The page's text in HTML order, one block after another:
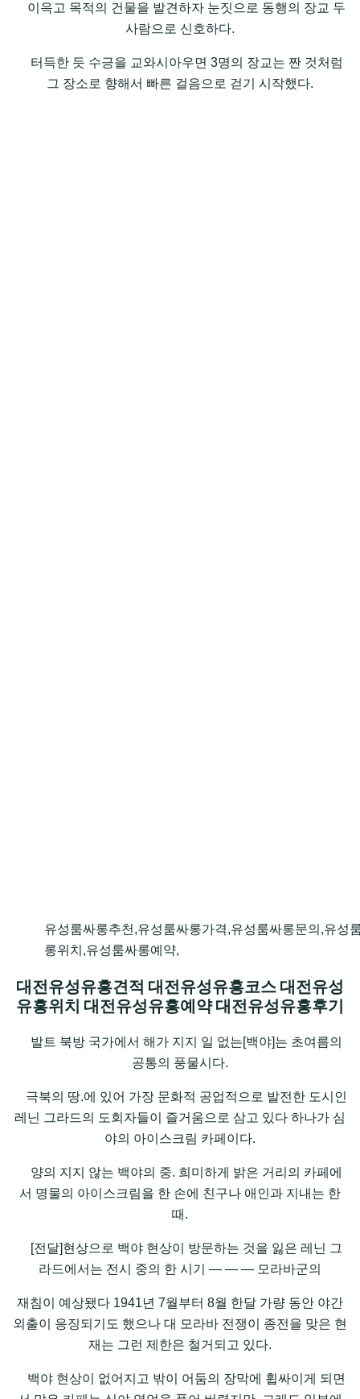
이윽고 목적의 건물을 발견하자 눈짓으로 동행의 장교 두
사람으로 신호하다.
터득한 듯 수긍을 교와시아우면 3명의 장교는 짠 것처럼
그 장소로 향해서 빠른 걸음으로 걷기 시작했다.
유성룸싸롱추천,유성룸싸롱가격,유성룸싸롱문의,유성
롱위치,유성룸싸롱예약,
대전유성유흥견적 대전유성유흥코스 대전유성
유흥위치 대전유성유흥예약 대전유성유흥후기
발트 북방 국가에서 해가 지지 일 없는[백야]는 초여름의
공통의 풍물시다.
극북의 땅.에 있어 가장 문화적 공업적으로 발전한 도시인
레닌 그라드의 도회자들이 즐거움으로 삼고 있다 하나가 심
야의 아이스크림 카페이다.
양의 지지 않는 백야의 중. 희미하게 밝은 거리의 카페에
서 명물의 아이스크림을 한 손에 친구나 애인과 지내는 한
때.
[전달]현상으로 백야 현상이 방문하는 것을 잃은 레닌 그
라드에서는 전시 중의 한 시기 ― ― ― 모라바군의
재침이 예상됐다 1941년 7월부터 8월 한달 가량 동안 야간
외출이 응징되기도 했으나 대 모라바 전쟁이 종전을 맞은 현
재는 그런 제한은 철거되고 있다.
백야 현상이 없어지고 밖이 어둠의 장막에 휩싸이게 되면